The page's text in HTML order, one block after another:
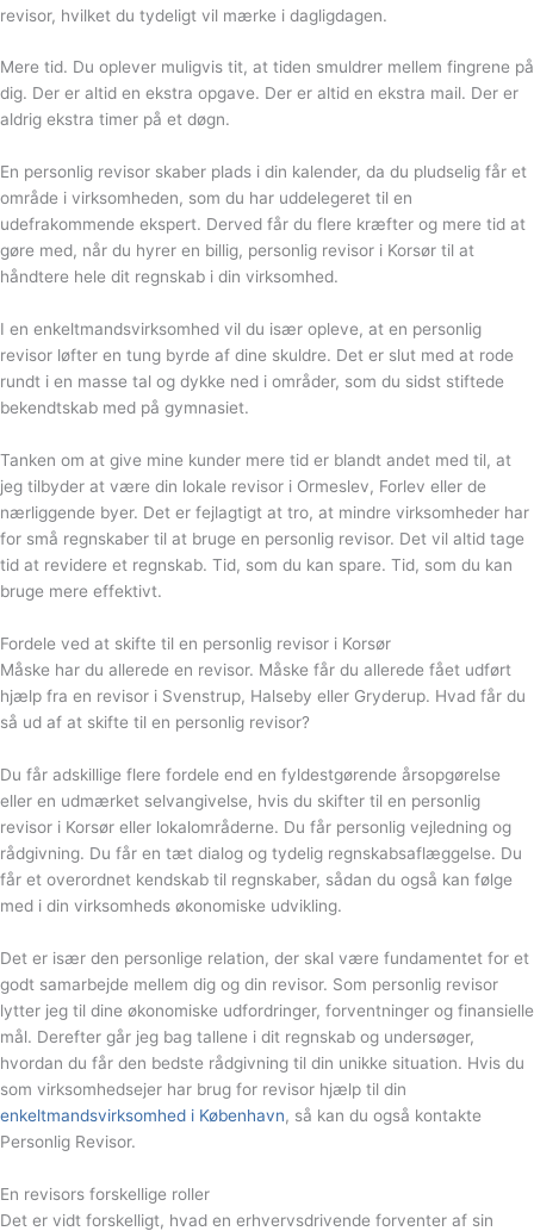
revisor, hvilket du tydeligt vil mærke i dagligdagen.
Mere tid. Du oplever muligvis tit, at tiden smuldrer mellem fingrene på
dig. Der er altid en ekstra opgave. Der er altid en ekstra mail. Der er
aldrig ekstra timer på et døgn.
En personlig revisor skaber plads i din kalender, da du pludselig får et
område i virksomheden, som du har uddelegeret til en
udefrakommende ekspert. Derved får du flere kræfter og mere tid at
gøre med, når du hyrer en billig, personlig revisor i Korsør til at
håndtere hele dit regnskab i din virksomhed.
I en enkeltmandsvirksomhed vil du især opleve, at en personlig
revisor løfter en tung byrde af dine skuldre. Det er slut med at rode
rundt i en masse tal og dykke ned i områder, som du sidst stiftede
bekendtskab med på gymnasiet.
Tanken om at give mine kunder mere tid er blandt andet med til, at
jeg tilbyder at være din lokale revisor i Ormeslev, Forlev eller de
nærliggende byer. Det er fejlagtigt at tro, at mindre virksomheder har
for små regnskaber til at bruge en personlig revisor. Det vil altid tage
tid at revidere et regnskab. Tid, som du kan spare. Tid, som du kan
bruge mere effektivt.
Fordele ved at skifte til en personlig revisor i Korsør
Måske har du allerede en revisor. Måske får du allerede fået udført
hjælp fra en revisor i Svenstrup, Halseby eller Gryderup. Hvad får du
så ud af at skifte til en personlig revisor?
Du får adskillige flere fordele end en fyldestgørende årsopgørelse
eller en udmærket selvangivelse, hvis du skifter til en personlig
revisor i Korsør eller lokalområderne. Du får personlig vejledning og
rådgivning. Du får en tæt dialog og tydelig regnskabsaflæggelse. Du
får et overordnet kendskab til regnskaber, sådan du også kan følge
med i din virksomheds økonomiske udvikling.
Det er især den personlige relation, der skal være fundamentet for et
godt samarbejde mellem dig og din revisor. Som personlig revisor
lytter jeg til dine økonomiske udfordringer, forventninger og finansielle
mål. Derefter går jeg bag tallene i dit regnskab og undersøger,
hvordan du får den bedste rådgivning til din unikke situation. Hvis du
som virksomhedsejer har brug for revisor hjælp til din
enkeltmandsvirksomhed i København, så kan du også kontakte
Personlig Revisor.
En revisors forskellige roller
Det er vidt forskelligt, hvad en erhvervsdrivende forventer af sin